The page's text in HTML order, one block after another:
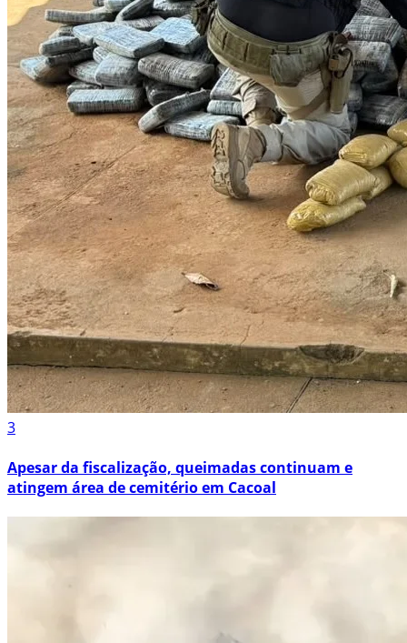
3
Apesar da fiscalização, queimadas continuam e
atingem área de cemitério em Cacoal